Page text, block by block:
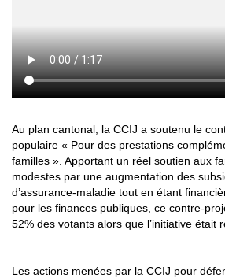
Au plan cantonal, la CCIJ a soutenu le
populaire « Pour des prestations
familles ». Apportant un réel soutien aux
modestes par une augmentation des
d’assurance-maladie tout en étant
pour les finances publiques, ce contre-
52% des votants alors que l’initiative était
Les actions menées par la CCIJ pour